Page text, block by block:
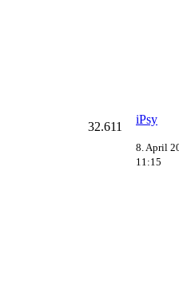
32.611
iPsy
8. April
11:15